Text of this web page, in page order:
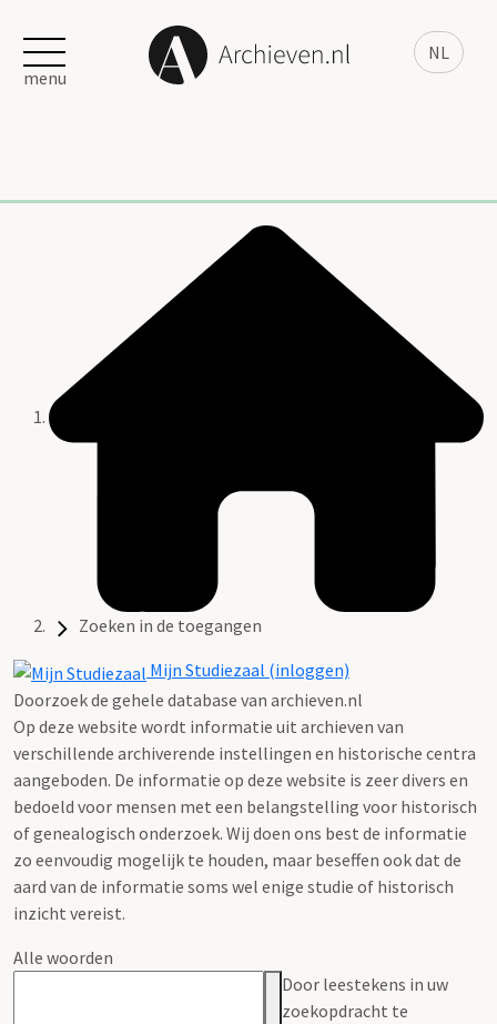
NL
menu
Zoeken in de toegangen
Mijn Studiezaal (inloggen)
Doorzoek de gehele database van archieven.nl
Op deze website wordt informatie uit archieven van
verschillende archiverende instellingen en historische centra
aangeboden. De informatie op deze website is zeer divers en
bedoeld voor mensen met een belangstelling voor historisch
of genealogisch onderzoek. Wij doen ons best de informatie
zo eenvoudig mogelijk te houden, maar beseffen ook dat de
aard van de informatie soms wel enige studie of historisch
inzicht vereist.
Alle woorden
Door leestekens in uw
zoekopdracht te